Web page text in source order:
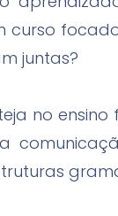
curso
juntas?
no